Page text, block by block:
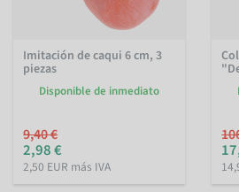
Imitación de caqui 6 cm, 3
piezas
Disponible de inmediato
9,40 €
2,98 €
2,50 EUR más IVA